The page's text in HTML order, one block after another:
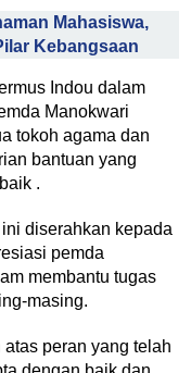
Mahasiswa,
Kebangsaan
Indou dalam
Manokwari
tokoh agama dan
bantuan yang
.
diserahkan kepada
pemda
membantu tugas
masing.
peran yang telah